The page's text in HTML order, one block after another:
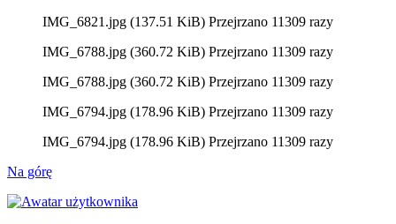
IMG_6821.jpg (137.51 KiB) Przejrzano 11309 razy
IMG_6788.jpg (360.72 KiB) Przejrzano 11309 razy
IMG_6788.jpg (360.72 KiB) Przejrzano 11309 razy
IMG_6794.jpg (178.96 KiB) Przejrzano 11309 razy
IMG_6794.jpg (178.96 KiB) Przejrzano 11309 razy
Na górę